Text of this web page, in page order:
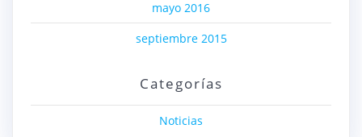
mayo 2016
septiembre 2015
Categorías
Noticias